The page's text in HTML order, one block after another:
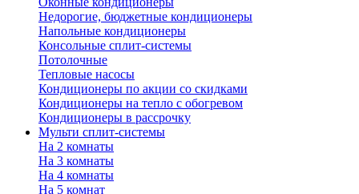
Недорогие, бюджетные кондиционеры
Напольные кондиционеры
Консольные сплит-системы
Потолочные
Тепловые насосы
Кондиционеры по акции со скидками
Кондиционеры на тепло с обогревом
Кондиционеры в рассрочку
Мульти сплит-системы
На 2 комнаты
На 3 комнаты
На 4 комнаты
На 5 комнат